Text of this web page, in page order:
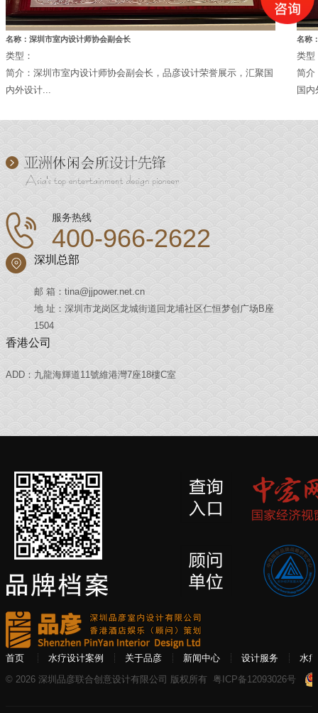
名称：深圳市室内设计师协会副会长
类型：
简介：深圳市室内设计师协会副会长，品彦设计荣誉展示，汇聚国
内外设计...
名称
类型
简介
国
服务热线
400-966-2622
深圳总部
邮 箱：tina@jjpower.net.cn
地 址：深圳市龙岗区龙城街道回龙埔社区仁恒梦创广场B座
1504
香港公司
ADD：九龍海輝道11號維港灣7座18樓C室
首页 水疗设计案例 关于品彦 新闻中心 设计服务
水
© 2026 深圳品彦联合创意设计有限公司 版权所有 粤ICP备12093026号